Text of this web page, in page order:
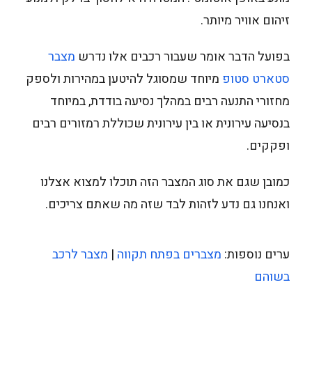
זיהום אוויר מיותר.
בפועל הדבר אומר שעבור רכבים אלו נדרש מצבר
סטארט סטופ מיוחד שמסוגל להיטען במהירות ולספק
מחזורי התנעה רבים במהלך נסיעה בודדת, במיוחד
בנסיעה עירונית או בין עירונית שכוללת רמזורים רבים
ופקקים.
כמובן שגם את סוג המצבר הזה תוכלו למצוא אצלנו
ואנחנו גם נדע לזהות לבד שזה מה שאתם צריכים.
ערים נוספות: מצברים בפתח תקווה | מצבר לרכב
בשוהם